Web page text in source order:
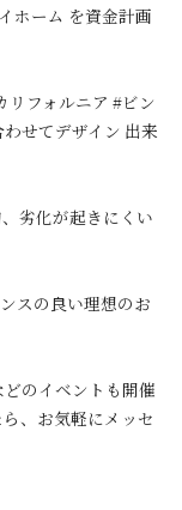
ホーム を資金計画
フォルニア #ビン
せてデザイン 出来
劣化が起きにくい
スの良い理想のお
のイベントも開催
、お気軽にメッセ